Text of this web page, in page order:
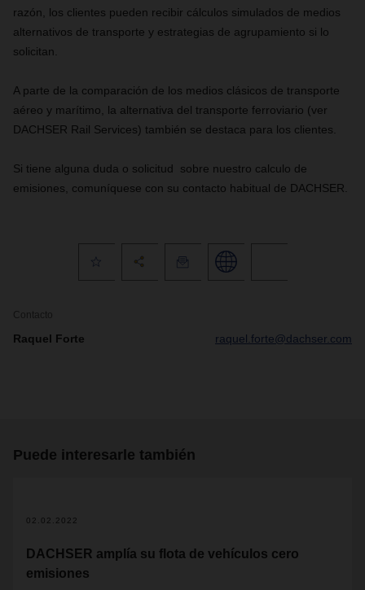
razón, los clientes pueden recibir cálculos simulados de medios
alternativos de transporte y estrategias de agrupamiento si lo
solicitan.
A parte de la comparación de los medios clásicos de transporte
aéreo y marítimo, la alternativa del transporte ferroviario (ver
DACHSER Rail Services) también se destaca para los clientes.
Si tiene alguna duda o solicitud sobre nuestro calculo de
emisiones, comuníquese con su contacto habitual de DACHSER.
Contacto
Raquel Forte raquel.forte@dachser.com
Puede interesarle también
02.02.2022
DACHSER amplía su flota de vehículos cero
emisiones